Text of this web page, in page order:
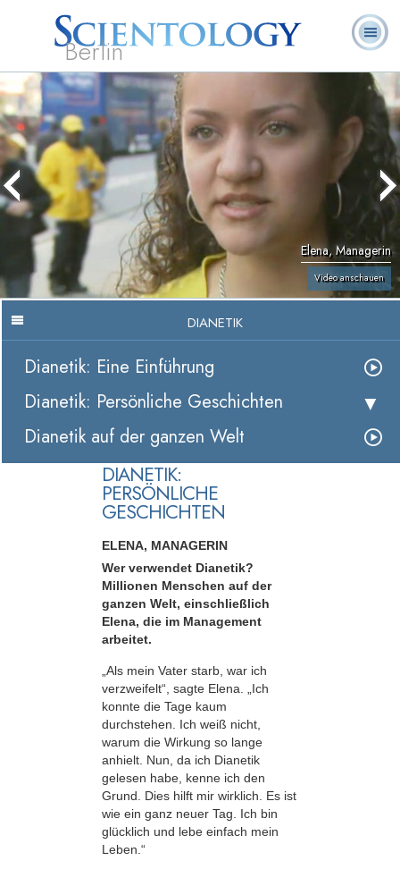
Berlin
Über uns
L. Ron
Hubbard
Was ist
Scientology?
Bücher
Elena, Managerin
Video anschauen
DIANETIK
Dianetik: Eine Einführung
Dianetik: Persönliche Geschichten
Dianetik auf der ganzen Welt
DIANETIK:
PERSÖNLICHE
GESCHICHTEN
ELENA, MANAGERIN
Wer verwendet Dianetik?
Millionen Menschen auf der
ganzen Welt, einschließlich
Elena, die im Management
arbeitet.
„Als mein Vater starb, war ich
verzweifelt“, sagte Elena. „Ich
konnte die Tage kaum
durchstehen. Ich weiß nicht,
warum die Wirkung so lange
anhielt. Nun, da ich Dianetik
gelesen habe, kenne ich den
Grund. Dies hilft mir wirklich. Es ist
wie ein ganz neuer Tag. Ich bin
glücklich und lebe einfach mein
Leben.“